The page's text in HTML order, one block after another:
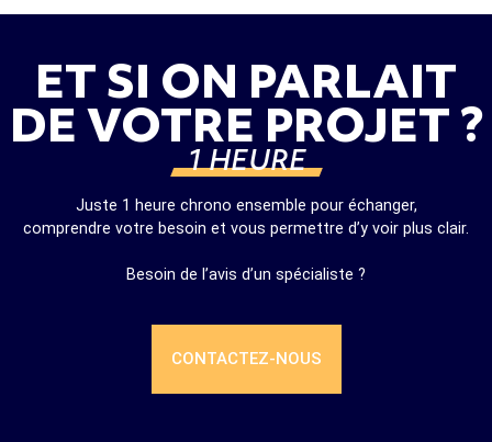
ET SI ON PARLAIT
DE VOTRE PROJET ?
1 HEURE
Juste 1 heure chrono ensemble pour échanger,
comprendre votre besoin et vous permettre d’y voir plus clair.
Besoin de l’avis d’un spécialiste ?
CONTACTEZ-NOUS